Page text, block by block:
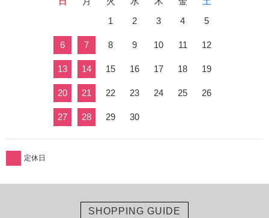
1
2 3 4 5
6 7 8 9 10 11 12
13 14 15 16 17 18 19
20 21 22 23 24 25 26
27 28 29 30
定休日
SHOPPING GUIDE